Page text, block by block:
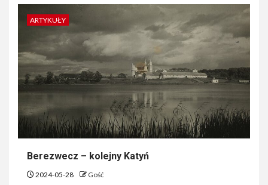
ARTYKUŁY
Berezwecz – kolejny Katyń
2024-05-28 Gość